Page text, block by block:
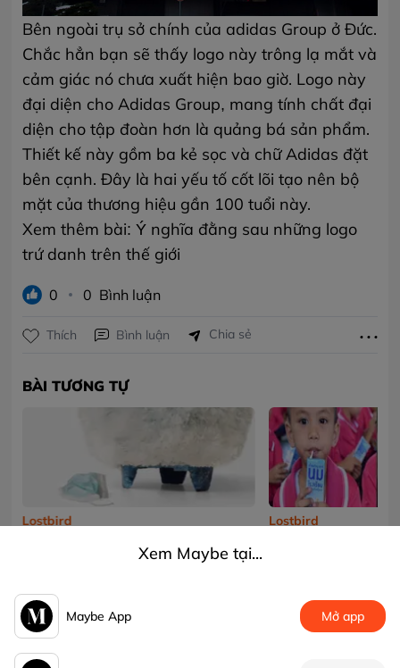
Bên ngoài trụ sở chính của adidas Group ở Đức.
Chắc hẳn bạn sẽ thấy logo này trông lạ mắt và
cảm giác nó chưa xuất hiện bao giờ. Logo này
đại diện cho Adidas Group, mang tính chất đại
diện cho tập đoàn hơn là quảng bá sản phẩm.
Thiết kế này gồm ba kẻ sọc và chữ Adidas đặt
bên cạnh. Đây là hai yếu tố cốt lõi tạo nên bộ
mặt của thương hiệu gần 100 tuổi này.
Xem thêm bài: Ý nghĩa đằng sau những logo
trứ danh trên thế giới
0 0 Bình luận
Thích Bình luận Chia sẻ
BÀI TƯƠNG TỰ
Lostbird
Lostbird
Xem Maybe tại...
Maybe App Mở app